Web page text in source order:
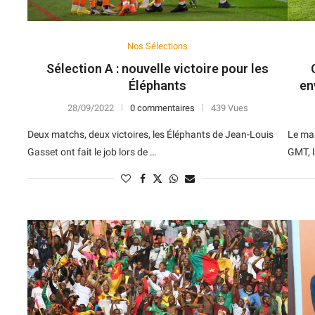
Nos Sélections
Sélection A : nouvelle victoire pour les
Éléphants
28/09/2022 0 commentaires 439 Vues
Deux matchs, deux victoires, les Éléphants de Jean-Louis
Gasset ont fait le job lors de …
Le
GMT,
D Forme
6 D N V V D